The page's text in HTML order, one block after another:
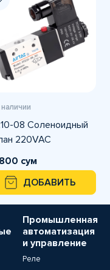
08 Соленоидный
220VAC
сум
ДОБАВИТЬ
Промышленная
автоматизация
и управление
Реле